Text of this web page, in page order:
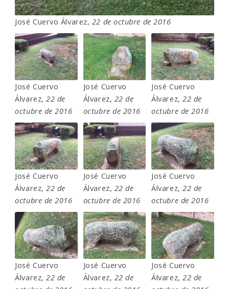
José Cuervo Álvarez, 22 de octubre de 2016
José Cuervo
Álvarez,22 de
octubre de 2016
José Cuervo
Álvarez, 22 de
octubre de 2016
José Cuervo
Álvarez,22 de
octubre de 2016
José Cuervo
Álvarez,22 de
octubre de 2016
José Cuervo
Álvarez, 22 de
octubre de 2016
José Cuervo
Álvarez,22 de
octubre de 2016
José Cuervo
Álvarez,22 de
José Cuervo
Álvarez, 22 de
José Cuervo
Álvarez,22 de